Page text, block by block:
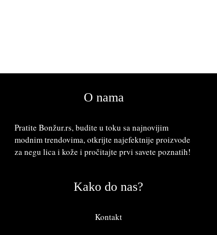
O nama
Pratite Bonžur.rs, budite u toku sa najnovijim
modnim trendovima, otkrijte najefektnije proizvode
za negu lica i kože i pročitajte prvi savete poznatih!
Kako do nas?
Kontakt